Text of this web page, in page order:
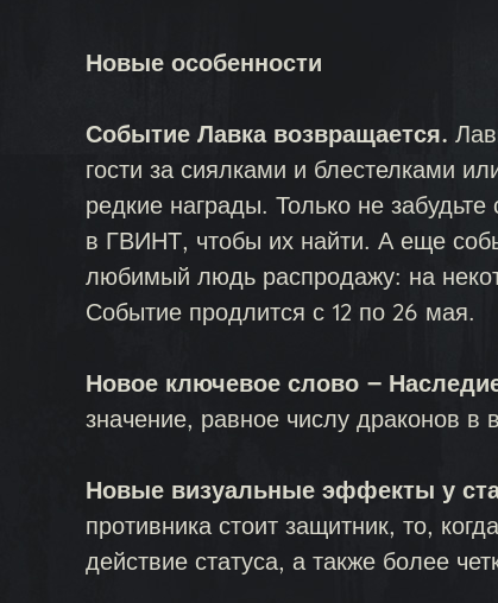
Новые особенности
Событие Лавка возвращается.
гости за сиялками и блестелками
редкие награды. Только не
в ГВИНТ, чтобы их найти. А еще
любимый людь распродажу: на
Событие продлится с 12 по 26 мая.
Новое ключевое слово —
значение, равное числу драконов в
Новые визуальные эффекты у
противника стоит защитник, то,
действие статуса, а также более